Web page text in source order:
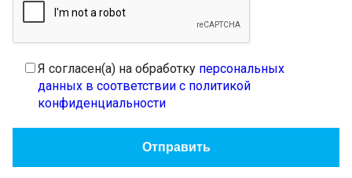
Я согласен(а) на обработку персональных
данных в соответствии с политикой
конфиденциальности